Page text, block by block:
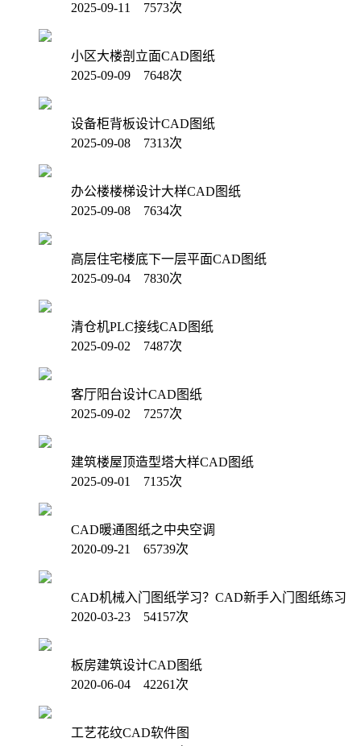
2025-09-11 7573次
小区大楼剖立面CAD图纸
2025-09-09 7648次
设备柜背板设计CAD图纸
2025-09-08 7313次
办公楼楼梯设计大样CAD图纸
2025-09-08 7634次
高层住宅楼底下一层平面CAD图纸
2025-09-04 7830次
清仓机PLC接线CAD图纸
2025-09-02 7487次
客厅阳台设计CAD图纸
2025-09-02 7257次
建筑楼屋顶造型塔大样CAD图纸
2025-09-01 7135次
CAD暖通图纸之中央空调
2020-09-21 65739次
CAD机械入门图纸学习？CAD新手入门图纸练习
2020-03-23 54157次
板房建筑设计CAD图纸
2020-06-04 42261次
工艺花纹CAD软件图